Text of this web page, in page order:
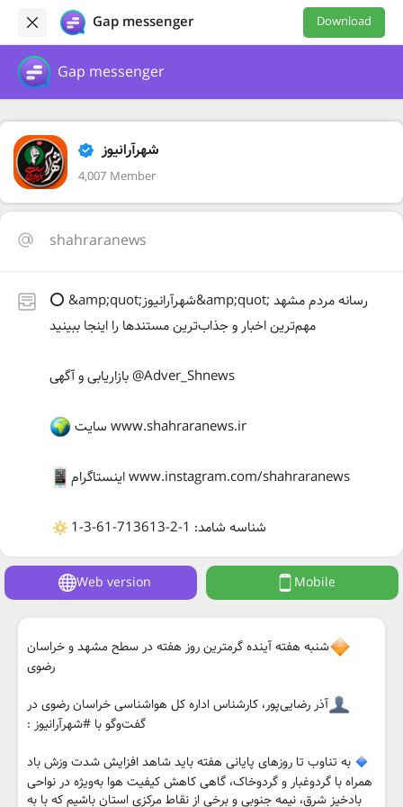
Gap messenger Download
Gap messenger
شهرآرانیوز
4,007 Member
shahraranews
⭕️ &amp;quot;شهرآرانیوز&amp;quot; رسانه مردم مشهد
مهم‌ترین اخبار و جذاب‌ترین مستندها را اینجا ببینید
بازاریابی و آگهی @Adver_Shnews
سایت www.shahraranews.ir
اینستاگرام www.instagram.com/shahraranews
شناسه شامد: 1-2-713613-61-3-1
Web version Mobile
شنبه هفته آینده گرمترین روز هفته در سطح مشهد و خراسان
رضوی
آذر رضایی‌پور، کارشناس اداره کل هواشناسی خراسان رضوی در
گفت‌وگو با #شهرآرانیوز :
به تناوب تا روز‌های پایانی هفته باید شاهد افزایش شدت وزش باد
همراه با گردوغبار و گردوخاک، گاهی کاهش کیفیت هوا به‌ویژه در نواحی
بادخیز شرق، نیمه جنوبی و برخی از نقاط مرکزی استان باشیم که با به